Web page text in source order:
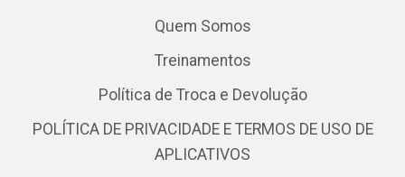
Quem Somos
Treinamentos
Política de Troca e Devolução
POLÍTICA DE PRIVACIDADE E TERMOS DE USO DE
APLICATIVOS